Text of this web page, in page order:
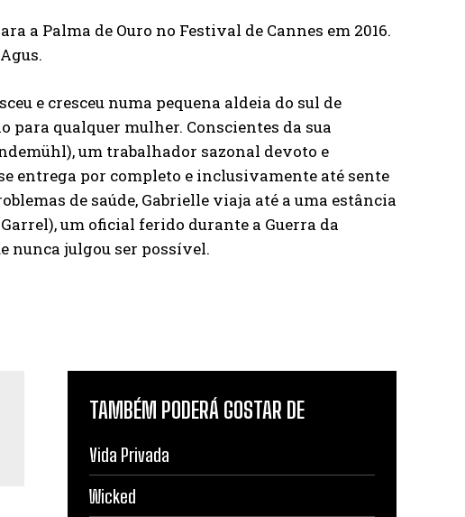
a Palma de Ouro no Festival de Cannes em 2016.
e cresceu numa pequena aldeia do sul de
para qualquer mulher. Conscientes da sua
um trabalhador sazonal devoto e
entrega por completo e inclusivamente até sente
de saúde, Gabrielle viaja até a uma estância
um oficial ferido durante a Guerra da
nunca julgou ser possível.
TAMBÉM PODERÁ GOSTAR DE
Vida Privada
Wicked